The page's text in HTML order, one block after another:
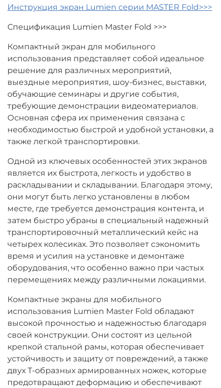
Инструкция экран Lumien серии MASTER Fold>>>
Спецификация Lumien Master Fold >>>
Компактный экран для мобильного
использования представляет собой идеальное
решение для различных мероприятий,
выездные мероприятия, шоу-бизнес, выставки,
обучающие семинары и другие события,
требующие демонстрации видеоматериалов.
Основная сфера их применения связана с
необходимостью быстрой и удобной установки, а
также легкой транспортировки.
Одной из ключевых особенностей этих экранов
является их быстрота, легкость и удобство в
раскладывании и складывании. Благодаря этому,
они могут быть легко установлены в любом
месте, где требуется демонстрация контента, и
затем быстро убраны в специальный надежный
транспортировочный металлический кейс на
четырех колесиках. Это позволяет сэкономить
время и усилия на установке и демонтаже
оборудования, что особенно важно при частых
перемещениях между различными локациями.
Компактные экраны для мобильного
использования Lumien Master Fold обладают
высокой прочностью и надежностью благодаря
своей конструкции. Они состоят из цельной
крепкой стальной рамы, которая обеспечивает
устойчивость и защиту от повреждений, а также
двух Т-образных армированных ножек, которые
предотвращают деформацию и обеспечивают